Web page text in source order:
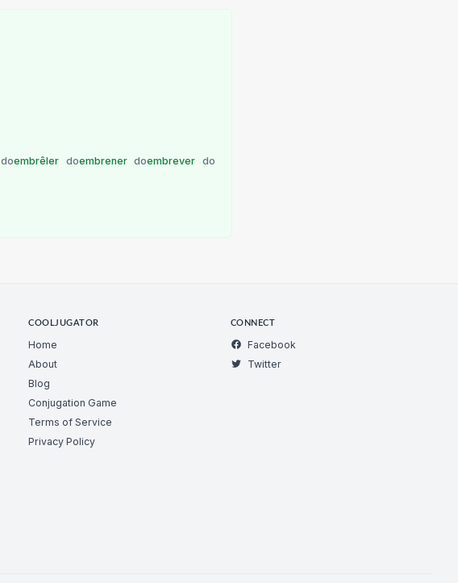
doembrêler doembrener doembrever do
COOLJUGATOR
Home
About
Blog
Conjugation Game
Terms of Service
Privacy Policy
CONNECT
Facebook
Twitter